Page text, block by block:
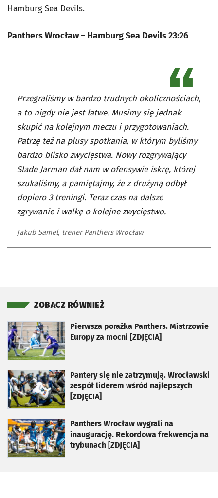
Hamburg Sea Devils.
Panthers Wrocław – Hamburg Sea Devils 23:26
Przegraliśmy w bardzo trudnych okolicznościach,
a to nigdy nie jest łatwe. Musimy się jednak
skupić na kolejnym meczu i przygotowaniach.
Patrzę też na plusy spotkania, w którym byliśmy
bardzo blisko zwycięstwa. Nowy rozgrywający
Slade Jarman dał nam w ofensywie iskrę, której
szukaliśmy, a pamiętajmy, że z drużyną odbył
dopiero 3 treningi. Teraz czas na dalsze
zgrywanie i walkę o kolejne zwycięstwo.
Jakub Samel, trener Panthers Wrocław
ZOBACZ RÓWNIEŻ
Pierwsza porażka Panthers. Mistrzowie
Europy za mocni [ZDJĘCIA]
otworzy się w nowej karcie
Pantery się nie zatrzymują. Wrocławski
zespół liderem wśród najlepszych
[ZDJĘCIA]
otworzy się w nowej karcie
Panthers Wrocław wygrali na
inaugurację. Rekordowa frekwencja na
trybunach [ZDJĘCIA]
otworzy się w nowej karcie